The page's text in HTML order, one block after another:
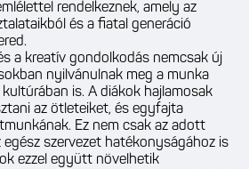
rendelkeznek, amely az
és a fiatal generáció
a kreatív gondolkodás nemcsak új
nyilvánulnak meg a munka
is. A diákok hajlamosak
az ötleteiket, és egyfajta
Ez nem csak az adott
egész szervezet hatékonyságához is
ezzel együtt növelhetik